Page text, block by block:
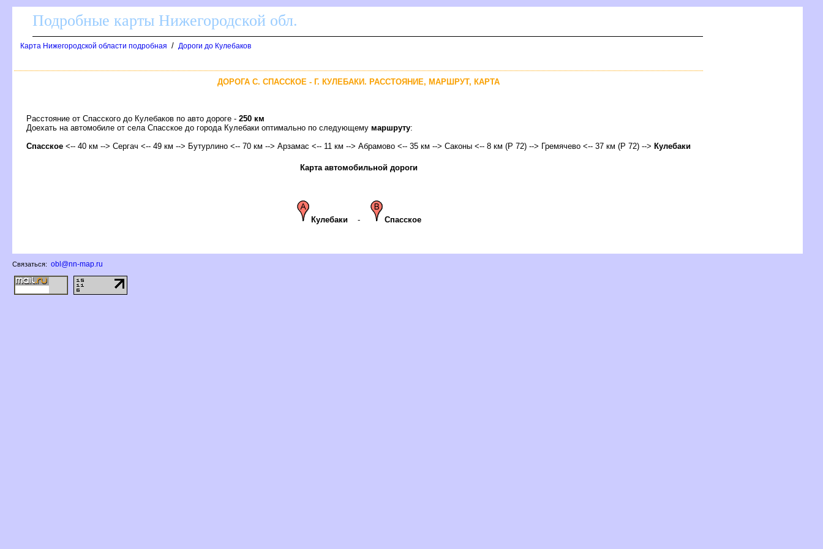
Подробные карты Нижегородской обл.
Карта Нижегородской области подробная / Дороги до Кулебако
ДОРОГА С. СПАССКОЕ - Г. КУЛЕБАКИ. РАССТОЯНИЕ, МАРШРУТ, КАРТА
Расстояние от Спасского до Кулебаков по авто дороге - 250 км
Доехать на автомобиле от села Спасское до города Кулебаки оптимально по следующему маршруту:
Спасское <-- 40 км --> Сергач <-- 49 км --> Бутурлино <-- 70 км --> Арзамас <-- 11 км --> Абрамово <-- 35 км --> Саконы <-- 8 км (Р 72) --> Гремячево <-- 37 км (Р 72) --> Кулебаки
Карта автомобильной дороги
Кулебаки- Спасское
Связаться: obl@nn-map.ru